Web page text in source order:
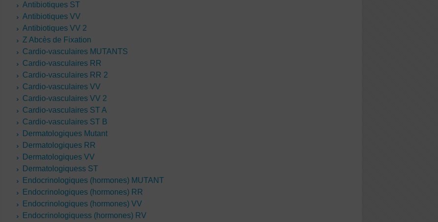
Antibiotiques ST
Antibiotiques VV
Antibiotiques VV 2
Z Abcès de Fixation
Cardio-vasculaires MUTANTS
Cardio-vasculaires RR
Cardio-vasculaires RR 2
Cardio-vasculaires VV
Cardio-vasculaires VV 2
Cardio-vasculaires ST A
Cardio-vasculaires ST B
Dermatologiques Mutant
Dermatologiques RR
Dermatologiques VV
Dermatologiquess ST
Endocrinologiques (hormones) MUTANT
Endocrinologiques (hormones) RR
Endocrinologiques (hormones) VV
Endocrinologiquess (hormones) RV